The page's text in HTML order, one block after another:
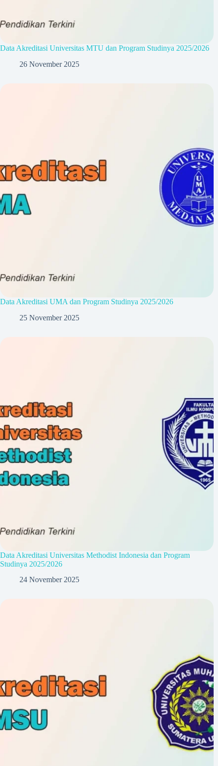
Data Akreditasi Universitas MTU dan Program Studinya 2025/2026
26 November 2025
Data Akreditasi UMA dan Program Studinya 2025/2026
25 November 2025
Data Akreditasi Universitas Methodist Indonesia dan Program
Studinya 2025/2026
24 November 2025